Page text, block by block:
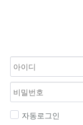
자동로그인